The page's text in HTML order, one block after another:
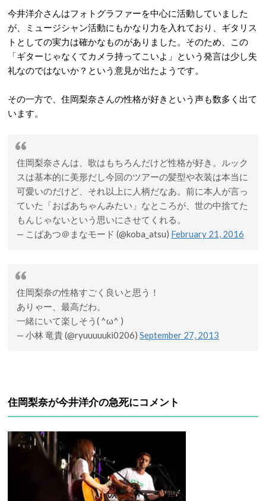
今井洋介さんはフォトグラファーを中心に活動していました
が、ミュージシャン活動にもかなり力を入れており、ギタリス
トとしての実力は確かなものがありました。そのため、この
「ギターじゃなくてカメラ持ってこいよ」という発言は少し失
礼なのではないか？という意見が出たようです。
その一方で、住岡梨奈さんの性格が好きという声も数多く出て
います。
住岡梨奈さんは、歌はもちろんだけど性格が好き。ルック
スは基本的に美形だし今回のツアーの髪型や衣装は本当に
可愛いのだけど、それ以上に人柄だなあ。前に本人が言っ
ていた「おばあちゃんみたい」なところが、世の中捨てた
もんじゃないという思いにさせてくれる。
— こばあつ＠まなモード (@koba_atsu) February 21, 2016
住岡梨奈の性格すごく良いと思う！
ありゃー、最高だわ。
一緒にいて楽しそう( ^ω^ )
— 小林 竜貴 (@ryuuuuuki0206) September 27, 2013
住岡梨奈が今井洋介の急死にコメント